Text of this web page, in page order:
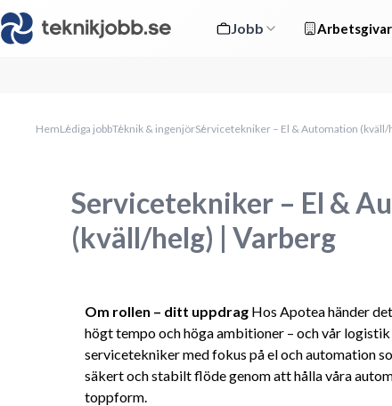
Jobb
HemLediga jobbTeknik & ingenjörServicetekniker – El & Automation (kväll/
Servicetekniker – El &
(kväll/helg) | Varberg
Om rollen – ditt uppdrag Hos Apotea händer
högt tempo och höga ambitioner – och vår
servicetekniker med fokus på el och automation
säkert och stabilt flöde genom att hålla våra
toppform.